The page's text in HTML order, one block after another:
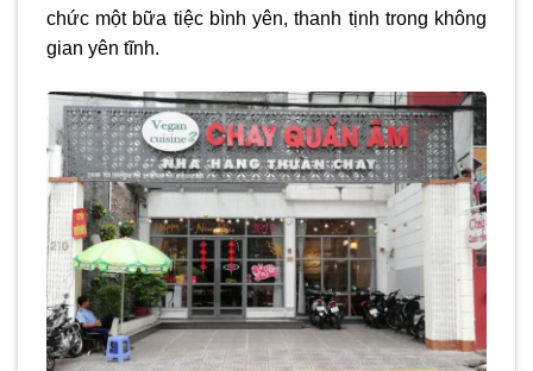
chức một bữa tiệc bình yên, thanh tịnh trong không
gian yên tĩnh.